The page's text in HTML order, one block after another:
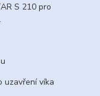
S 210 pro
uzavření víka